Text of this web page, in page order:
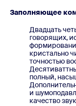
Заполняющее
Двадцать
говорящих,
кристально
точностью
полный,
и
качество